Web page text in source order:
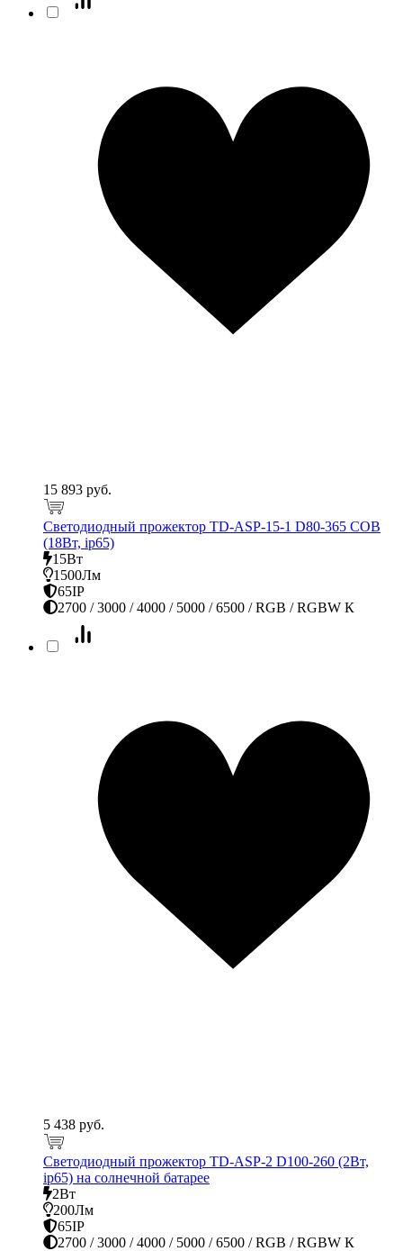
15 893 руб.
Светодиодный прожектор TD-ASP-15-1 D80-365 COB
(18Вт, ip65)
15Вт
1500Лм
65IP
2700 / 3000 / 4000 / 5000 / 6500 / RGB / RGBW К
5 438 руб.
Светодиодный прожектор TD-ASP-2 D100-260 (2Вт,
ip65) на солнечной батарее
2Вт
200Лм
65IP
2700 / 3000 / 4000 / 5000 / 6500 / RGB / RGBW К